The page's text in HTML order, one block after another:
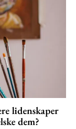
lidenskaper
dem?